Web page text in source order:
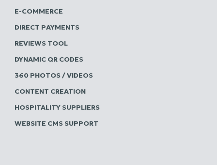
E-COMMERCE
DIRECT PAYMENTS
REVIEWS TOOL
DYNAMIC QR CODES
360 PHOTOS / VIDEOS
CONTENT CREATION
HOSPITALITY SUPPLIERS
WEBSITE CMS SUPPORT